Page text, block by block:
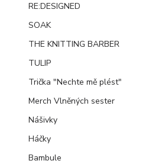
RE:DESIGNED
SOAK
THE KNITTING BARBER
TULIP
Trička "Nechte mě plést"
Merch Vlněných sester
Nášivky
Háčky
Bambule